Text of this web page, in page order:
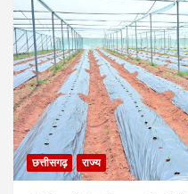
छत्तीसगढ़ राज्य